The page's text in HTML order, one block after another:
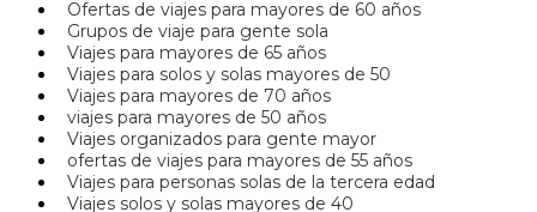
Ofertas de viajes para mayores de 60 años
Grupos de viaje para gente sola
Viajes para mayores de 65 años
Viajes para solos y solas mayores de 50
Viajes para mayores de 70 años
viajes para mayores de 50 años
Viajes organizados para gente mayor
ofertas de viajes para mayores de 55 años
Viajes para personas solas de la tercera edad
Viajes solos y solas mayores de 40